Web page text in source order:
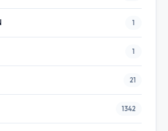
1
1
21
1342